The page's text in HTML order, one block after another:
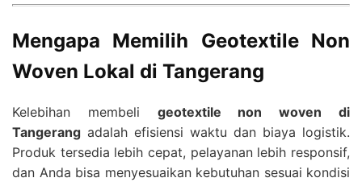
Mengapa Memilih Geotextile Non
Woven Lokal di Tangerang
Kelebihan membeli geotextile non woven di
Tangerang adalah efisiensi waktu dan biaya logistik.
Produk tersedia lebih cepat, pelayanan lebih responsif,
dan Anda bisa menyesuaikan kebutuhan sesuai kondisi